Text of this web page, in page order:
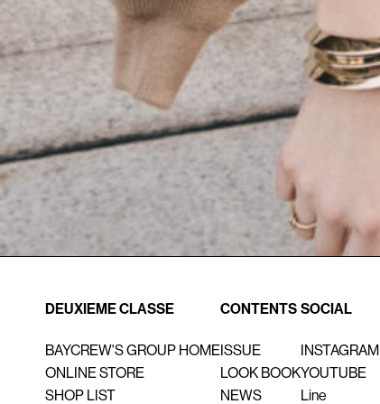
DEUXIEME CLASSE
BAYCREW'S GROUP HOME
ONLINE STORE
SHOP LIST
CONTENTS
ISSUE
LOOK BOOK
NEWS
SOCIAL
INSTAGRAM
YOUTUBE
Line